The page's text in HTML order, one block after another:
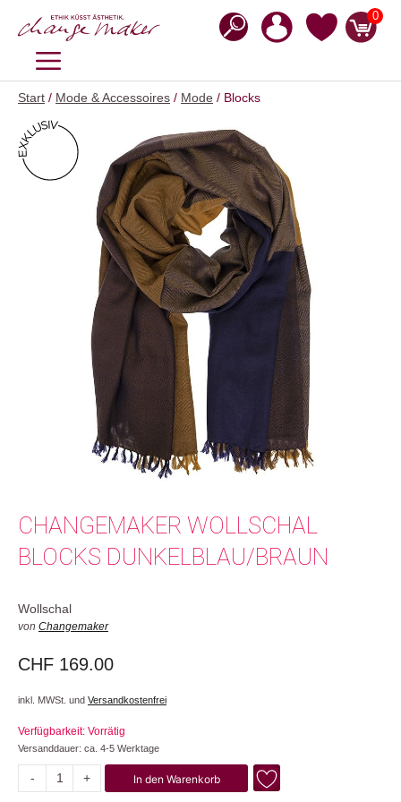
Inhalt
0
MENÜ
Start / Mode & Accessoires / Mode / Blocks
CHANGEMAKER WOLLSCHAL
BLOCKS DUNKELBLAU/BRAUN
Wollschal
von Changemaker
CHF 169.00
inkl. MWSt. und Versandkostenfrei
Verfügbarkeit: Vorrätig
Versanddauer: ca. 4-5 Werktage
-
Blocks
+ In den Warenkorb